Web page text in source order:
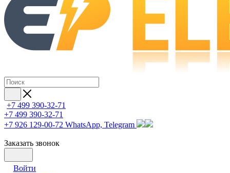
+7 499 390-32-71
+7 499 390-32-71
+7 926 129-00-72 WhatsApp, Telegram
Заказать звонок
Войти